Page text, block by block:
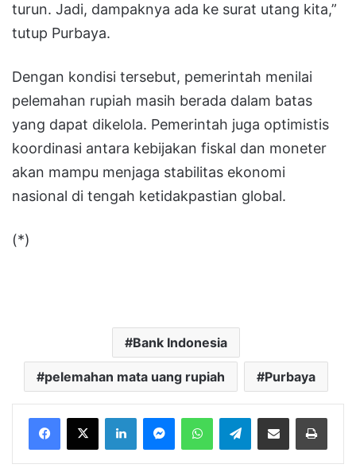
turun. Jadi, dampaknya ada ke surat utang kita,”
tutup Purbaya.
Dengan kondisi tersebut, pemerintah menilai
pelemahan rupiah masih berada dalam batas
yang dapat dikelola. Pemerintah juga optimistis
koordinasi antara kebijakan fiskal dan moneter
akan mampu menjaga stabilitas ekonomi
nasional di tengah ketidakpastian global.
(*)
Bank Indonesia
pelemahan mata uang rupiah Purbaya
LinkedInMessengerWhatsAppTelegramBagikan melalui Email Cetak